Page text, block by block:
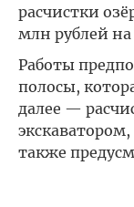
расчистки
млн рублей
Работы
полосы,
далее —
также